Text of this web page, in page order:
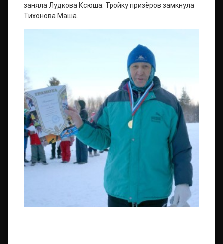
заняла Лудкова Ксюша. Тройку призёров замкнула
Тихонова Маша.